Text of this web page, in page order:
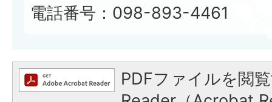
電話番号：098-893-4461
PDFファイルを閲